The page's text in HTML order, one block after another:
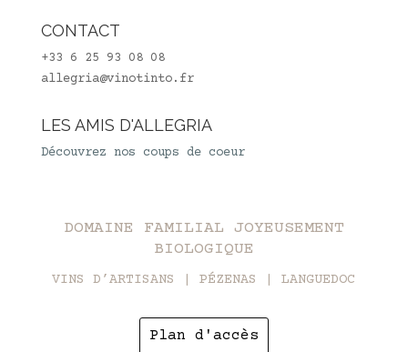
CONTACT
+33 6 25 93 08 08
allegria@vinotinto.fr
LES AMIS D'ALLEGRIA
Découvrez nos coups de coeur
DOMAINE FAMILIAL JOYEUSEMENT
BIOLOGIQUE
VINS D’ARTISANS | PÉZENAS | LANGUEDOC
Plan d'accès